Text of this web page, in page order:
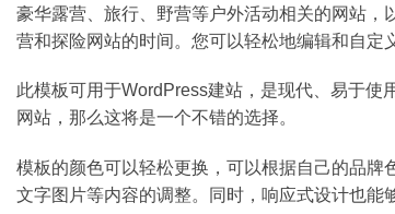
豪华露营、旅行、野营等户外活动相关的网站
营和探险网站的时间。您可以轻松地编辑和自定
此模板可用于WordPress建站，是现代、易于
网站，那么这将是一个不错的选择。
模板的颜色可以轻松更换，可以根据自己的品牌
文字图片等内容的调整。同时，响应式设计也能